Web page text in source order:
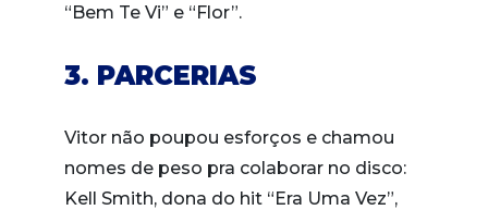
“Bem Te Vi” e “Flor”.
3. PARCERIAS
Vitor não poupou esforços e chamou
nomes de peso pra colaborar no disco:
Kell Smith, dona do hit “Era Uma Vez”,